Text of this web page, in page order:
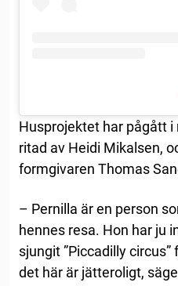
Husprojektet har pågått i
ritad av Heidi Mikalsen,
formgivaren Thomas
– Pernilla är en person
hennes resa. Hon har ju
sjungit ”Piccadilly
det här är jätteroligt,